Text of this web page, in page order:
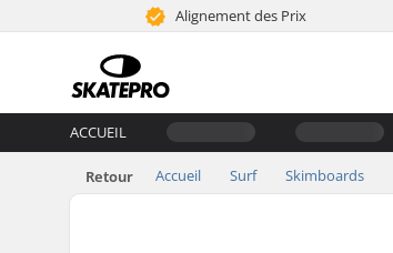
Alignement des Prix
ACCUEIL
Retour Accueil Surf Skimboards